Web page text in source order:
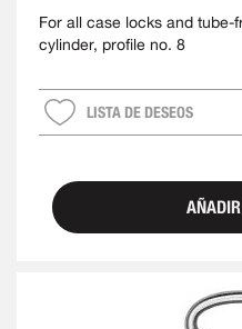
For all case locks and
cylinder, profile no. 8
LISTA DE DESEOS